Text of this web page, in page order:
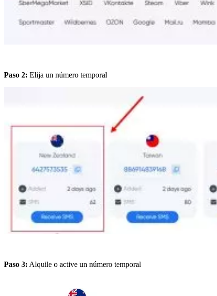
Paso 2: Elija un número temporal
Paso 3: Alquile o active un número temporal